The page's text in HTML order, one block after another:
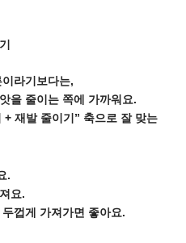
라기보다는,
을 줄이는 쪽에 가까워요.
재발 줄이기” 축으로 잘 맞는
.
요.
껍게 가져가면 좋아요.